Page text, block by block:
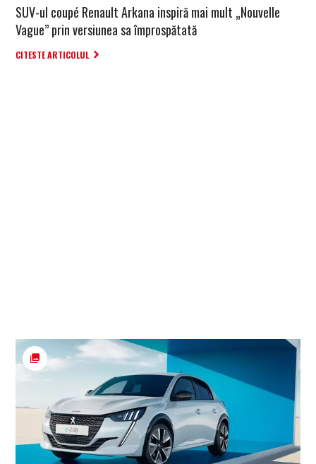
SUV-ul coupé Renault Arkana inspiră mai mult „Nouvelle
Vague” prin versiunea sa împrospătată
CITESTE ARTICOLUL